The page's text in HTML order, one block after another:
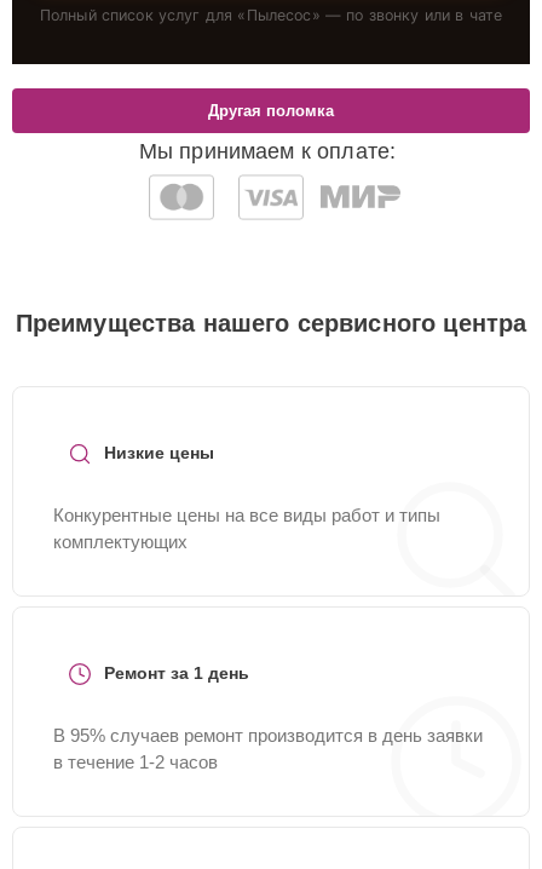
Полный список услуг для « Пылесос » — по звонку или в чате
Мы принимаем к оплате:
Другая поломка
Преимущества нашего сервисного центра
Низкие цены
Конкурентные цены на все виды работ и типы
комплектующих
Ремонт за 1 день
В 95% случаев ремонт производится в день заявки
в течение 1-2 часов